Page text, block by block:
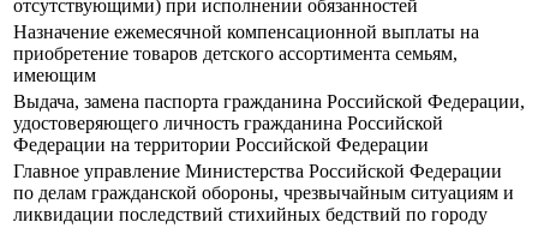
отсутствующими) при исполнении обязанностей
Назначение ежемесячной компенсационной выплаты на
приобретение товаров детского ассортимента семьям,
имеющим
Выдача, замена паспорта гражданина Российской Федерации,
удостоверяющего личность гражданина Российской
Федерации на территории Российской Федерации
Главное управление Министерства Российской Федерации
по делам гражданской обороны, чрезвычайным ситуациям и
ликвидации последствий стихийных бедствий по городу